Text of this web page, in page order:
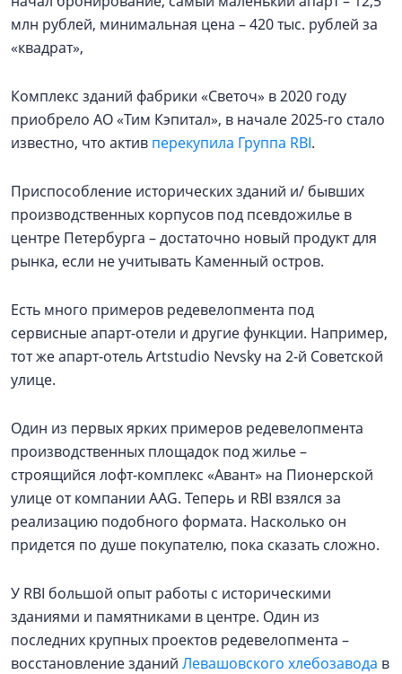
млн рублей, минимальная цена – 420 тыс. рублей за
«квадрат»,
Комплекс зданий фабрики «Светоч» в 2020 году
приобрело АО «Тим Кэпитал», в начале 2025-го стало
известно, что актив перекупила Группа RBI.
Приспособление исторических зданий и/ бывших
производственных корпусов под псевдожилье в
центре Петербурга – достаточно новый продукт для
рынка, если не учитывать Каменный остров.
Есть много примеров редевелопмента под
сервисные апарт-отели и другие функции. Например,
тот же апарт-отель Artstudio Nevsky на 2-й Советской
улице.
Один из первых ярких примеров редевелопмента
производственных площадок под жилье –
строящийся лофт-комплекс «Авант» на Пионерской
улице от компании AAG. Теперь и RBI взялся за
реализацию подобного формата. Насколько он
придется по душе покупателю, пока сказать сложно.
У RBI большой опыт работы с историческими
зданиями и памятниками в центре. Один из
последних крупных проектов редевелопмента –
восстановление зданий Левашовского хлебозавода в